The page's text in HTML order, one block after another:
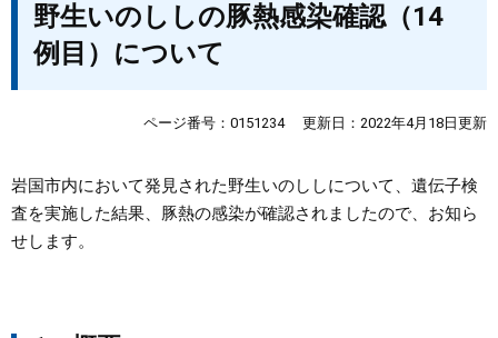
くらし・環境
しごと・産業・観光
野生いのししの豚熱感染確認（14
例目）について
ページ番号：0151234 更新日：2022年4月18日更新
岩国市内において発見された野生いのししについて、遺伝子検
査を実施した結果、豚熱の感染が確認されましたので、お知ら
せします。